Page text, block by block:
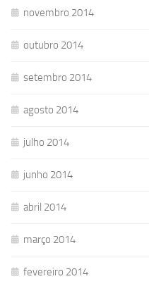
novembro 2014
outubro 2014
setembro 2014
agosto 2014
julho 2014
junho 2014
abril 2014
março 2014
fevereiro 2014